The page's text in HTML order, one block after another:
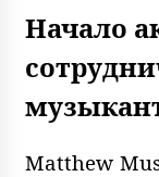
Начало
Matthew